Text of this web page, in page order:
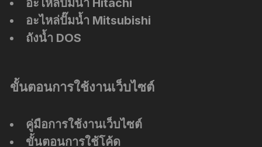
อะไหล่ปั๊มน้ำ Mitsubishi
ถังน้ำ DOS
ขั้นตอนการใช้งานเว็บไซต์
คู่มือการใช้งานเว็บไซต์
ขั้นตอนการใช้โค้ด